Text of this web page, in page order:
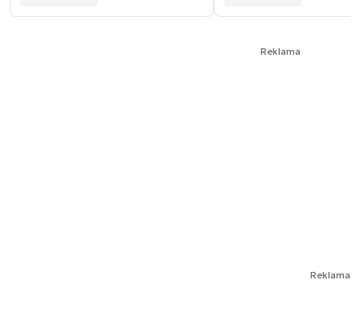
Reklama
Reklama